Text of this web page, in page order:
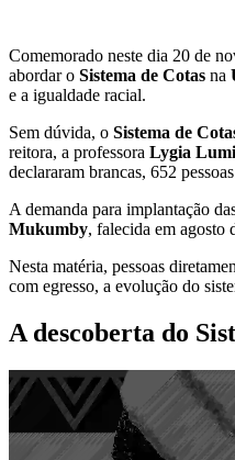
Comemorado neste dia 20 de
abordar o Sistema de Cotas na
e a igualdade racial.
Sem dúvida, o Sistema de
reitora, a professora Lygia
declararam brancas, 652
A demanda para implantação
Mukumby, falecida em agosto
Nesta matéria, pessoas
com egresso, a evolução do
A descoberta do